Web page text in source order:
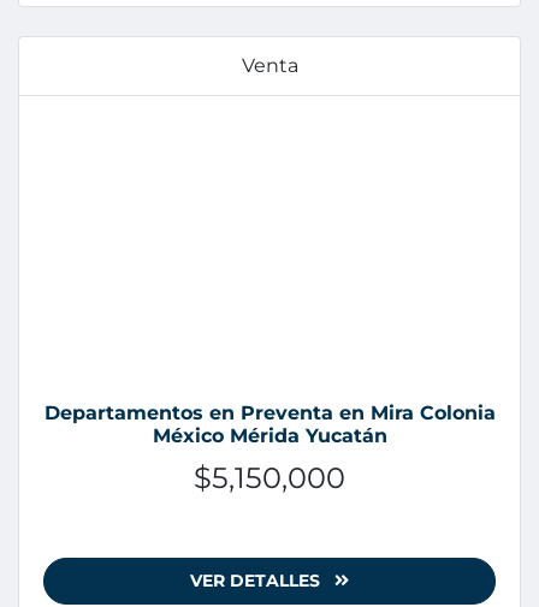
Venta
Departamentos en Preventa en Mira Colonia
México Mérida Yucatán
$5,150,000
VER DETALLES